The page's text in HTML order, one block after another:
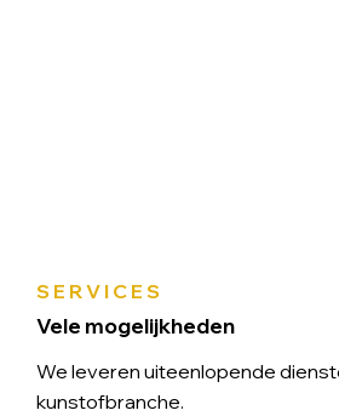
SERVICES
Vele mogelijkheden
We leveren uiteenlopende
kunstofbranche.